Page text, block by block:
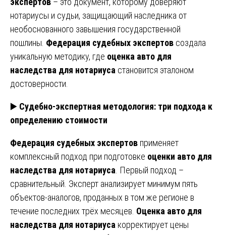
нотариусы и судьи, защищающий наследника от
необоснованного завышения государственной
пошлины. Федерация судебных экспертов создала
уникальную методику, где оценка авто для
наследства для нотариуса становится эталоном
достоверности.
▶️ Судебно-экспертная методология: три подхода к
определению стоимости
Федерация судебных экспертов применяет
комплексный подход при подготовке оценки авто для
наследства для нотариуса . Первый подход –
сравнительный. Эксперт анализирует минимум пять
объектов-аналогов, проданных в том же регионе в
течение последних трёх месяцев. Оценка авто для
наследства для нотариуса корректирует цены